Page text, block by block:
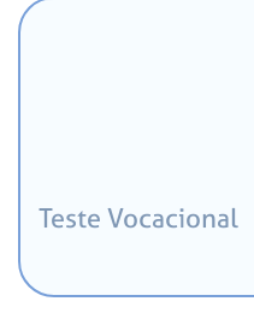
Teste Vocacional